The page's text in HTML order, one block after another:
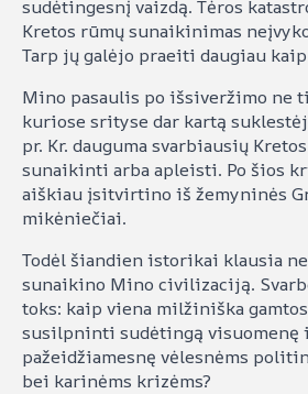
sudėtingesnį vaizdą. Tėros
Kretos rūmų sunaikinimas
Tarp jų galėjo praeiti daugiau
Mino pasaulis po išsiveržimo ne
kuriose srityse dar kartą
pr. Kr. dauguma svarbiausių
sunaikinti arba apleisti. Po šios
aiškiau įsitvirtino iš žemyninės
mikėniečiai.
Todėl šiandien istorikai klausia
sunaikino Mino civilizaciją.
toks: kaip viena milžiniška
susilpninti sudėtingą visuomenę
pažeidžiamesnę vėlesnėms
bei karinėms krizėms?